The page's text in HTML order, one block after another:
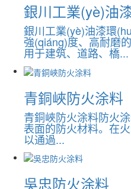
銀川工業(yè)油
銀川工業(yè)油漆環
強(qiáng)度、高耐磨
用于建筑、道路、橋...
青銅峽防火涂料
青銅峽防火涂料防火
表面的防火材料。在
以通過...
吳忠防火涂料